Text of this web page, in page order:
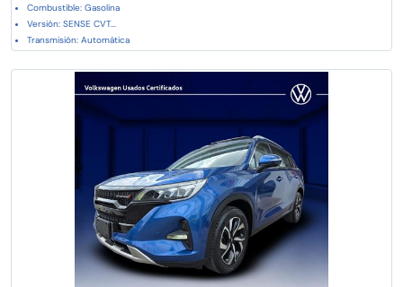
Combustible: Gasolina
Versión: SENSE CVT...
Transmisión: Automática